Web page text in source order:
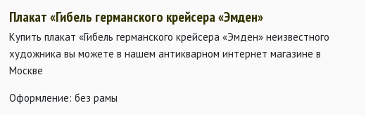
Плакат «Гибель германского крейсера «Эмден»
Купить плакат «Гибель германского крейсера «Эмден» неизвестного
художника вы можете в нашем антикварном интернет магазине в
Москве
Оформление: без рамы